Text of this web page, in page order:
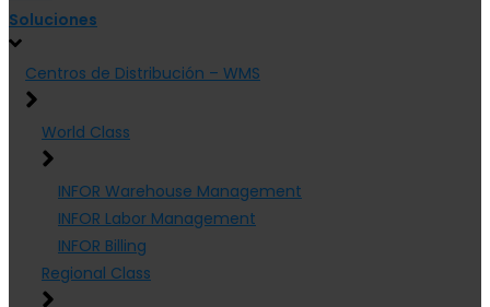
Soluciones
Centros de Distribución – WMS
World Class
INFOR Warehouse Management
INFOR Labor Management
INFOR Billing
Regional Class